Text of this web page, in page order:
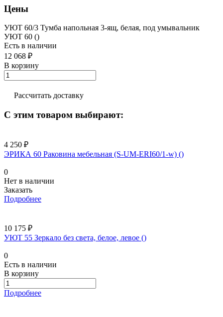
Цены
УЮТ 60/3 Тумба напольная 3-ящ, белая, под умывальник
УЮТ 60 ()
Есть в наличии
12 068 ₽
В корзину
Рассчитать доставку
С этим товаром выбирают:
4 250 ₽
ЭРИКА 60 Раковина мебельная (S-UM-ERI60/1-w) ()
0
Нет в наличии
Заказать
Подробнее
10 175 ₽
УЮТ 55 Зеркало без света, белое, левое ()
0
Есть в наличии
В корзину
Подробнее